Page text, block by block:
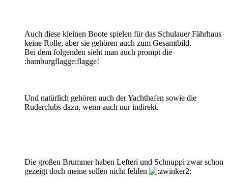
Auch diese kleinen Boote spielen für das Schulauer Fährhaus
keine Rolle, aber sie gehören auch zum Gesamtbild.
Bei dem folgenden sieht man auch prompt die
:hamburgflagge:flagge!
Und natürlich gehören auch der Yachthafen sowie die
Ruderclubs dazu, wenn auch nur indirekt.
Die großen Brummer haben Lefteri und Schnuppi zwar schon
gezeigt doch meine sollen nicht fehlen